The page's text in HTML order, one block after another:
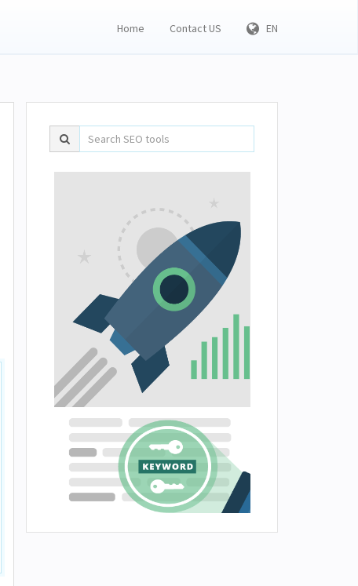
Home Contact US EN